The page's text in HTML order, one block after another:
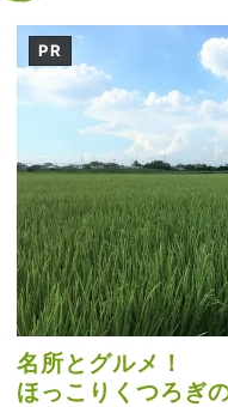
PR
名所とグルメ！
ほっこりくつろぎ